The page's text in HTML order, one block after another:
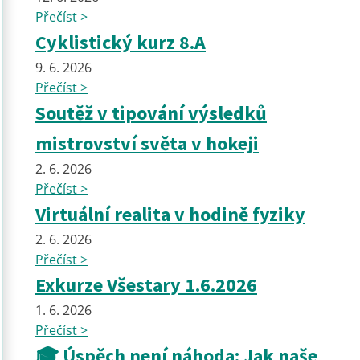
Přečíst >
Cyklistický kurz 8.A
9. 6. 2026
Přečíst >
Soutěž v tipování výsledků
mistrovství světa v hokeji
2. 6. 2026
Přečíst >
Virtuální realita v hodině fyziky
2. 6. 2026
Přečíst >
Exkurze Všestary 1.6.2026
1. 6. 2026
Přečíst >